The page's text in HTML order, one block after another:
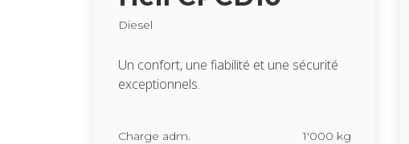
Die­sel
Un confort, une fia­bi­lité et une sécu­rité
excep­tion­nels.
Charge adm. 1'000 kg